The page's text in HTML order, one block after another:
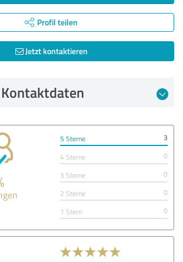
Profil teilen
Jetzt kontaktieren
Kontaktdaten
5 Sterne
3
4 Sterne
0
3 Sterne
0
2 Sterne
0
1 Stern
0